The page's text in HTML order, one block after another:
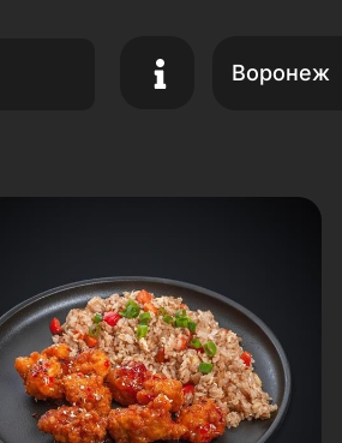
Воронеж